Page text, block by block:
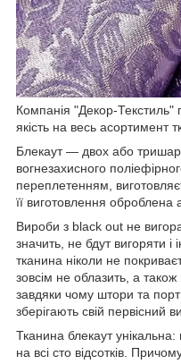
Компанія "Декор-Текстиль"
якість на весь асортимент
Блекаут — двох або
вогнезахисного
переплетенням,
її виготовлення оброблена
Вироби з black out не
значить, не бдут вигоряти і
тканина ніколи не
зовсім не облазить, а
завдяки чому штори та
зберігають свій первісний
Тканина блекаут
на всі сто відсотків.